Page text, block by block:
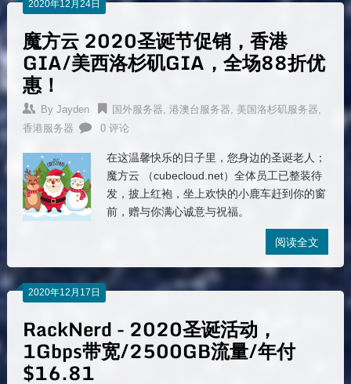
2020年12月24日
魔方云 2020圣诞节促销，香港
GIA/美西洛杉矶GIA，全场88折优
惠！
By Jayden 国外服务器, 港澳台服务器, 美国洛杉矶服务器,
香港服务器
0 评论
在这温馨快乐的日子里，您身边的圣诞老人；
魔方云 （cubecloud.net）全体员工已整装待
发，披上红袍，坐上欢快的小鹿车赶到你的窗
前，赠与你满心诚意与祝福。
阅读全文
2020年12月17日
RackNerd - 2020圣诞活动，
1Gbps带宽/2500GB流量/年付
$16.81